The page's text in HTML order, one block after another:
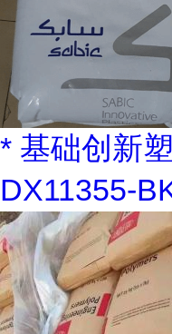
* 基础创新
DX11355-